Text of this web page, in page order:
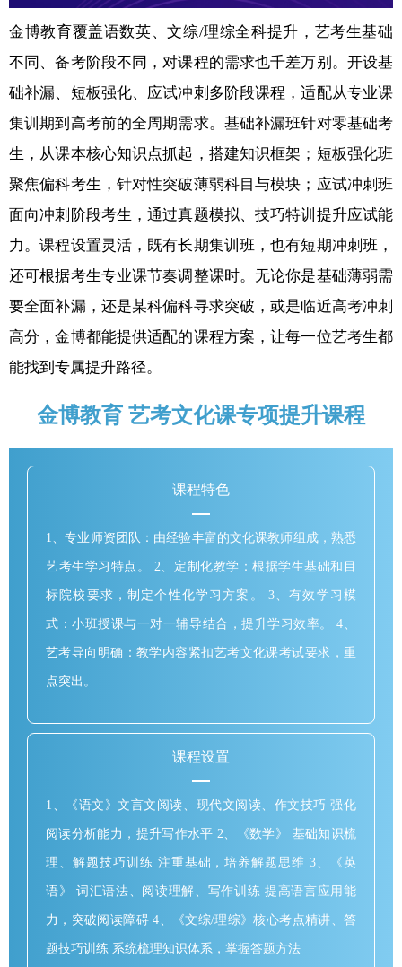
金博教育覆盖语数英、文综/理综全科提升，艺考生基础
不同、备考阶段不同，对课程的需求也千差万别。开设基
础补漏、短板强化、应试冲刺多阶段课程，适配从专业课
集训期到高考前的全周期需求。基础补漏班针对零基础考
生，从课本核心知识点抓起，搭建知识框架；短板强化班
聚焦偏科考生，针对性突破薄弱科目与模块；应试冲刺班
面向冲刺阶段考生，通过真题模拟、技巧特训提升应试能
力。课程设置灵活，既有长期集训班，也有短期冲刺班，
还可根据考生专业课节奏调整课时。无论你是基础薄弱需
要全面补漏，还是某科偏科寻求突破，或是临近高考冲刺
高分，金博都能提供适配的课程方案，让每一位艺考生都
能找到专属提升路径。
金博教育 艺考文化课专项提升课程
课程特色
1、专业师资团队：由经验丰富的文化课教师组成，熟悉
艺考生学习特点。 2、定制化教学：根据学生基础和目
标院校要求，制定个性化学习方案。 3、有效学习模
式：小班授课与一对一辅导结合，提升学习效率。 4、
艺考导向明确：教学内容紧扣艺考文化课考试要求，重
点突出。
课程设置
1、《语文》文言文阅读、现代文阅读、作文技巧 强化
阅读分析能力，提升写作水平 2、《数学》 基础知识梳
理、解题技巧训练 注重基础，培养解题思维 3、《英
语》 词汇语法、阅读理解、写作训练 提高语言应用能
力，突破阅读障碍 4、《文综/理综》核心考点精讲、答
题技巧训练 系统梳理知识体系，掌握答题方法